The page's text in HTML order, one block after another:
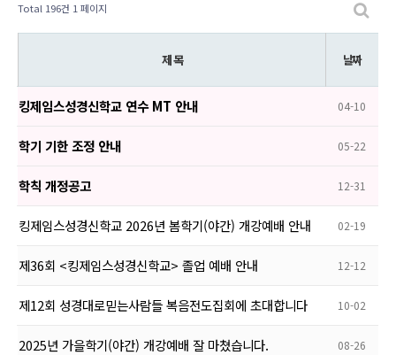
Total 196건 1 페이지
제 목 날짜
킹제임스성경신학교 연수 MT 안내 04-10
학기 기한 조정 안내 05-22
학칙 개정공고 12-31
킹제임스성경신학교 2026년 봄학기(야간) 개강예배 안내 02-19
제36회 <킹제임스성경신학교> 졸업 예배 안내 12-12
제12회 성경대로믿는사람들 복음전도집회에 초대합니다 10-02
2025년 가을학기(야간) 개강예배 잘 마쳤습니다. 08-26